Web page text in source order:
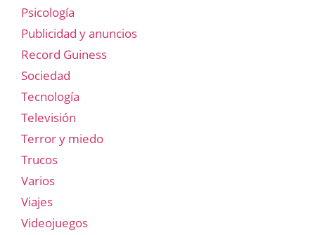
Psicología
Publicidad y anuncios
Record Guiness
Sociedad
Tecnología
Televisión
Terror y miedo
Trucos
Varios
Viajes
Videojuegos